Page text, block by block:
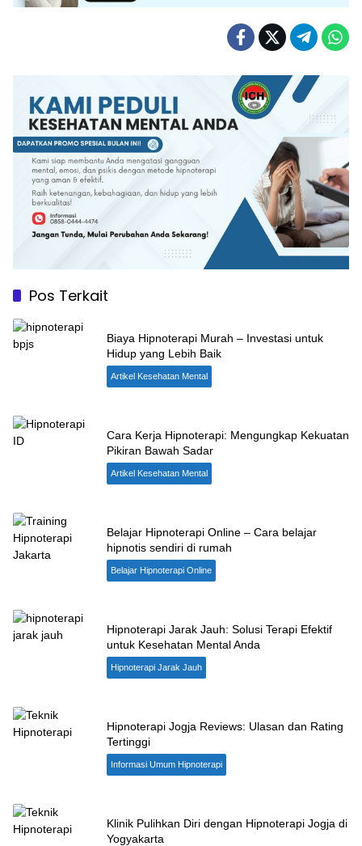
Pos Terkait
Biaya Hipnoterapi Murah – Investasi untuk
Hidup yang Lebih Baik
Artikel Kesehatan Mental
Cara Kerja Hipnoterapi: Mengungkap Kekuatan
Pikiran Bawah Sadar
Artikel Kesehatan Mental
Belajar Hipnoterapi Online – Cara belajar
hipnotis sendiri di rumah
Belajar Hipnoterapi Online
Hipnoterapi Jarak Jauh: Solusi Terapi Efektif
untuk Kesehatan Mental Anda
Hipnoterapi Jarak Jauh
Hipnoterapi Jogja Reviews: Ulasan dan Rating
Tertinggi
Informasi Umum Hipnoterapi
Klinik Pulihkan Diri dengan Hipnoterapi Jogja di
Yogyakarta